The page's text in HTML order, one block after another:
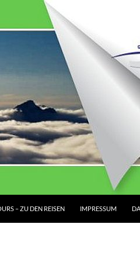
– ZU DEN REISEN IMPRESSUM